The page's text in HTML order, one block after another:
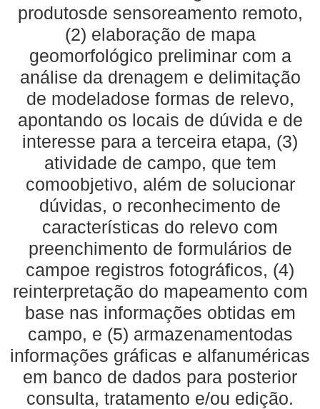
produtosde sensoreamento remoto,
(2) elaboração de mapa
geomorfológico preliminar com a
análise da drenagem e delimitação
de modeladose formas de relevo,
apontando os locais de dúvida e de
interesse para a terceira etapa, (3)
atividade de campo, que tem
comoobjetivo, além de solucionar
dúvidas, o reconhecimento de
características do relevo com
preenchimento de formulários de
campoe registros fotográficos, (4)
reinterpretação do mapeamento com
base nas informações obtidas em
campo, e (5) armazenamentodas
informações gráficas e alfanuméricas
em banco de dados para posterior
consulta, tratamento e/ou edição.